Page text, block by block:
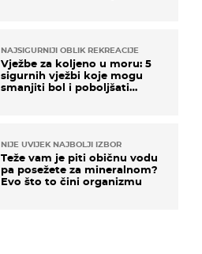
NAJSIGURNIJI OBLIK REKREACIJE
Vježbe za koljeno u moru: 5
sigurnih vježbi koje mogu
smanjiti bol i poboljšati
NIJE UVIJEK NAJBOLJI IZBOR
Teže vam je piti običnu vodu
pa posežete za mineralnom?
Evo što to čini organizmu